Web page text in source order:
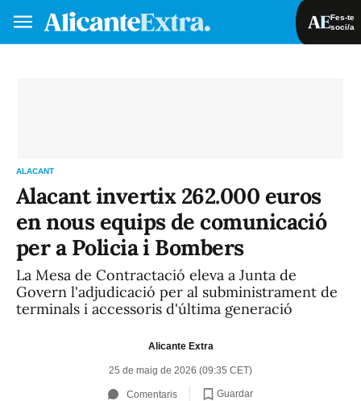
Fes-te
soci/a
ALACANT
Alacant invertix 262.000 euros
en nous equips de comunicació
per a Policia i Bombers
La Mesa de Contractació eleva a Junta de
Govern l'adjudicació per al subministrament de
terminals i accessoris d'última generació
Alicante Extra
25 de maig de 2026 (09:35 CET)
Comentaris Guardar